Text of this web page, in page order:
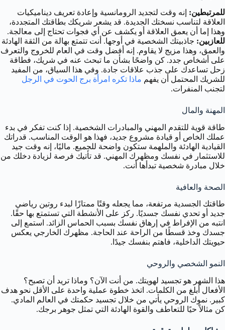
للمرتبطين: إنه وقت لتجديد الرومانسية وإعادة تعريف ديناميكيات
العلاقة لتناسب نسختك الجديدة. قد يشعر شريكك بطاقتك المتجددة،
وهذا إما أن يعمق العلاقة أو يكشف عن أي فجوات تحتاج إلى معالجة.
للعازبين: جاذبيتك الشخصية في أوجها. أنت تتمتع بهالة من الثقة الهادئة
والعمق، وهذا مزيج لا يقاوم. إنه أفضل وقت في العام للخروج والتعرف
على أشخاص جدد. كن واضحًا بشأن ما تبحث عنه في شريك، فطاقة
زحل تساعدك على جذب علاقات جادة. وفي هذا السياق، من المفيد
للشريك المحتمل أن يفهم ماذا تكره امرأة برج الحوت في الرجل
لتجنب المنفرات.
المهنة والمال
طاقة قوية للتقدم المهني والمبادرات الشخصية. إذا كنت تفكر في بدء
عملك الخاص أو قيادة مشروع جديد، فهذا هو الوقت المناسب. قدراتك
القيادية الهادئة والملهمة ستكون واضحة للجميع. ماليًا، إنه وقت جيد
للاستثمار في نفسك ومظهرك المهني. قد تأتيك فرصة لزيادة دخلك من
خلال مبادرة شخصية تبدأها أنت.
الصحة والعافية
طاقتك الجسدية مرتفعة، مما يجعله وقتًا ممتازًا لبدء روتين رياضي
جديد أو تحدي نفسك جسديًا. ركز على الأنشطة التي تستمتع بها حقًا.
انتبه من الإفراط في إرهاق نفسك بسبب الحماس الزائد. استمع إلى
جسدك وخذ قسطًا من الراحة عند الحاجة. مظهرك الخارجي يعكس
حيويتك الداخلية، فاهتم بنفسك جيدًا.
النمو الشخصي والروحي
هذا الشهر هو تجسيد لهويتك. من أنت الآن؟ وماذا تريد أن تصبح؟
الأفعال أبلغ من الكلمات. اتخذ خطوة عملية واحدة على الأقل نحو هدف
كبير. نموك الروحي يأتي من خلال تجسيد حكمتك في العالم المادي.
كن مثالاً حيًا للتعاطف والقوة الهادئة التي تمثل جوهر برجك.